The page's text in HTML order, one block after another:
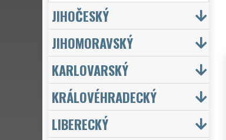
JIHOČESKÝ
JIHOMORAVSKÝ
KARLOVARSKÝ
KRÁLOVÉHRADECKÝ
LIBERECKÝ